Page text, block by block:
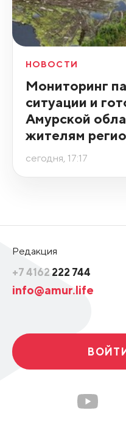
НОВОСТИ
Мониторинг
ситуации и
Амурской
жителям
сегодня, 17:17
Редакция
+7 4162 222 744
info@amur.life